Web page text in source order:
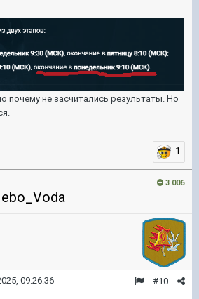
почему не засчитались результаты. Но
1
3 006
#10
09:26:36